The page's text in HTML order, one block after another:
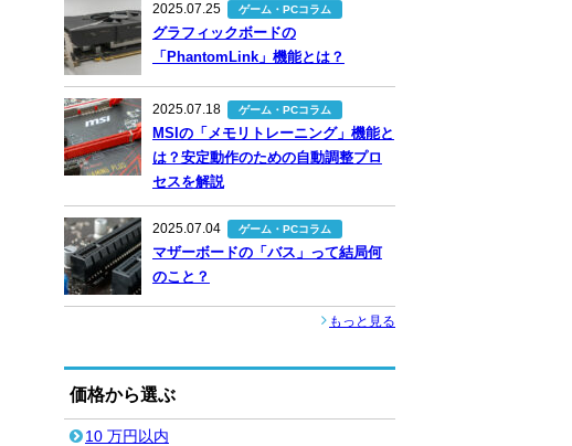
2025.07.25 ゲーム・PCコラム
グラフィックボードの
「PhantomLink」機能とは？
2025.07.18 ゲーム・PCコラム
MSIの「メモリトレーニング」機能と
は？安定動作のための自動調整プロ
セスを解説
2025.07.04 ゲーム・PCコラム
マザーボードの「バス」って結局何
のこと？
もっと見る
価格から選ぶ
10 万円以内